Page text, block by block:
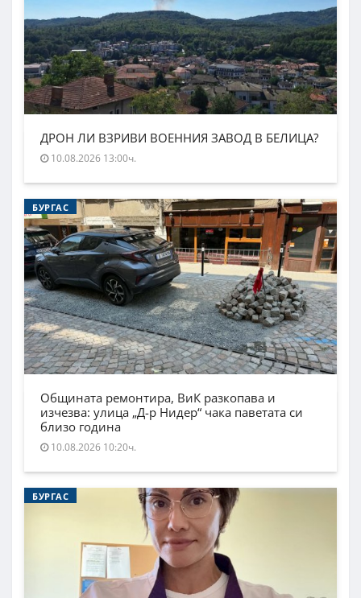
ДРОН ЛИ ВЗРИВИ ВОЕННИЯ ЗАВОД В БЕЛИЦА?
10.08.2026 13:00ч.
БУРГАС
Общината ремонтира, ВиК разкопава и
изчезва: улица „Д-р Нидер“ чака паветата си
близо година
10.08.2026 10:20ч.
БУРГАС